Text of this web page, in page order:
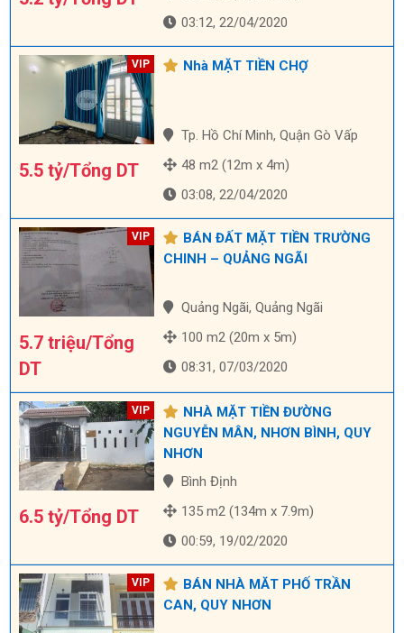
03:12, 22/04/2020
5.5 tỷ/Tổng DT
Nhà MẶT TIỀN CHỢ
Tp. Hồ Chí Minh, Quận Gò Vấp
48 m2 (12m x 4m)
03:08, 22/04/2020
5.7 triệu/Tổng
DT
BÁN ĐẤT MẶT TIỀN TRƯỜNG
CHINH – QUẢNG NGÃI
Quảng Ngãi, Quảng Ngãi
100 m2 (20m x 5m)
08:31, 07/03/2020
6.5 tỷ/Tổng DT
NHÀ MẶT TIỀN ĐƯỜNG
NGUYỄN MÂN, NHƠN BÌNH, QUY
NHƠN
Bình Định
135 m2 (134m x 7.9m)
00:59, 19/02/2020
BÁN NHÀ MĂT PHỐ TRẦN
CAN, QUY NHƠN